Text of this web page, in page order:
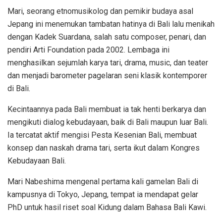
Mari, seorang etnomusikolog dan pemikir budaya asal
Jepang ini menemukan tambatan hatinya di Bali lalu menikah
dengan Kadek Suardana, salah satu composer, penari, dan
pendiri Arti Foundation pada 2002. Lembaga ini
menghasilkan sejumlah karya tari, drama, music, dan teater
dan menjadi barometer pagelaran seni klasik kontemporer
di Bali.
Kecintaannya pada Bali membuat ia tak henti berkarya dan
mengikuti dialog kebudayaan, baik di Bali maupun luar Bali.
Ia tercatat aktif mengisi Pesta Kesenian Bali, membuat
konsep dan naskah drama tari, serta ikut dalam Kongres
Kebudayaan Bali.
Mari Nabeshima mengenal pertama kali gamelan Bali di
kampusnya di Tokyo, Jepang, tempat ia mendapat gelar
PhD untuk hasil riset soal Kidung dalam Bahasa Bali Kawi.